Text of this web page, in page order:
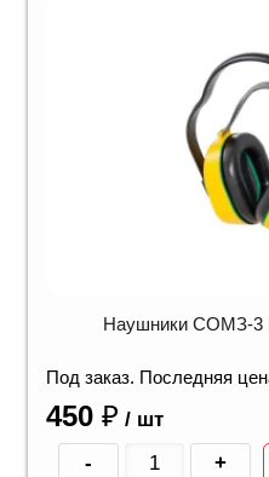
Наушники СОМЗ-3
Под заказ. Последняя
450 ₽ / шт
- +